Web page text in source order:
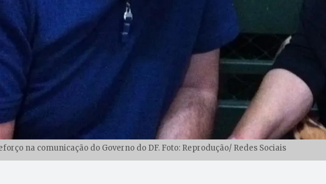
na comunicação do Governo do DF. Foto: Reprodução/ Redes Sociais